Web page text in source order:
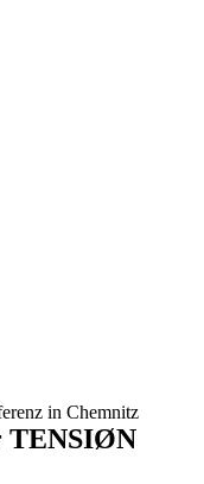
in Chemnitz
TENSIØN